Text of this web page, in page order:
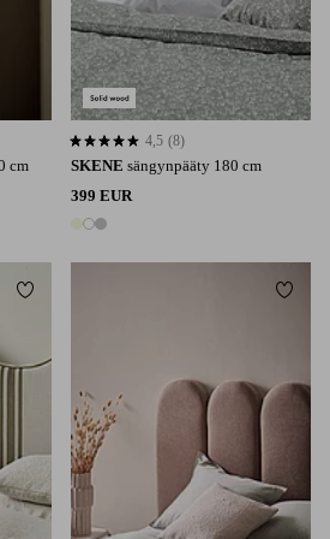
cm
SKENE sängynpääty 180 cm
399 EUR
3 värejä
4,5 perustuen 8 arvosanaan
4,5 (8)
Lisää suosikkeihin Lisää